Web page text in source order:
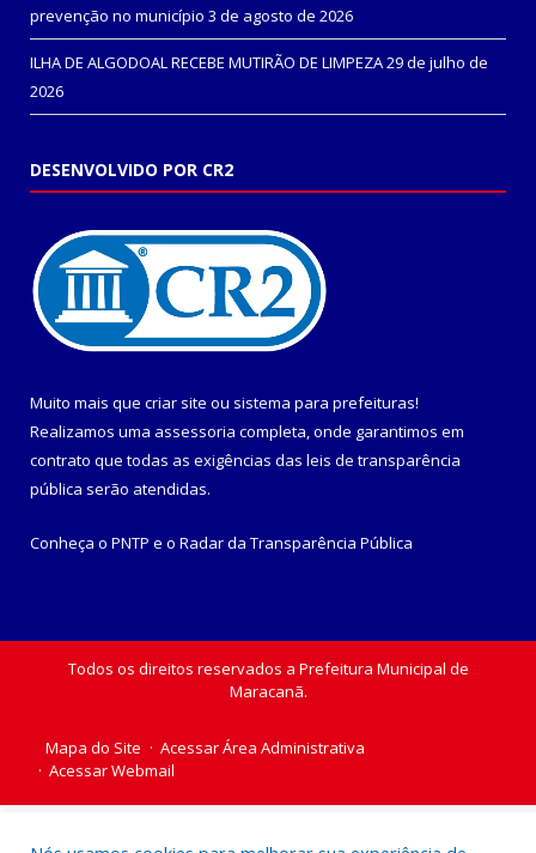
prevenção no município 3 de agosto de 2026
ILHA DE ALGODOAL RECEBE MUTIRÃO DE LIMPEZA29 de julho de
2026
DESENVOLVIDO POR CR2
Muito mais que criar site ou sistema para prefeituras!
Realizamos uma assessoria completa, onde garantimos em
contrato que todas as exigências das leis de transparência
pública serão atendidas.
Conheça o PNTP e o Radar da Transparência Pública
Todos os direitos reservados a Prefeitura Municipal de
Maracanã.
Mapa do Site
Acessar Área Administrativa
Acessar Webmail